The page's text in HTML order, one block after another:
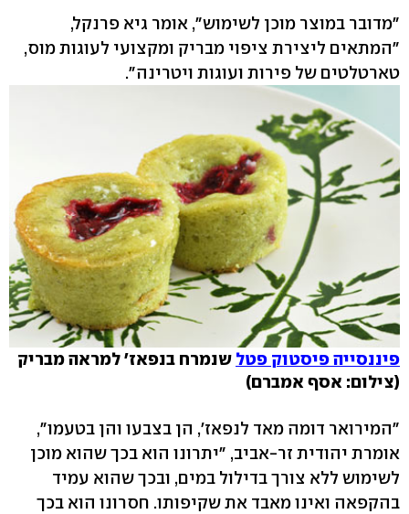
"מדובר במוצר מוכן לשימוש", אומר גיא פרנקל,
"המתאים ליצירת ציפוי מבריק ומקצועי לעוגות מוס,
טארטלטים של פירות ועוגות ויטרינה".
פיננסייה פיסטוק פטל שנמרח בנפאז' למראה מבריק
(צילום: אסף אמברם)
"המירואר דומה מאד לנפאז', הן בצבעו והן בטעמו",
אומרת יהודית זר-אביב, "יתרונו הוא בכך שהוא מוכן
לשימוש ללא צורך בדילול במים, ובכך שהוא עמיד
בהקפאה ואינו מאבד את שקיפותו. חסרונו הוא בכך